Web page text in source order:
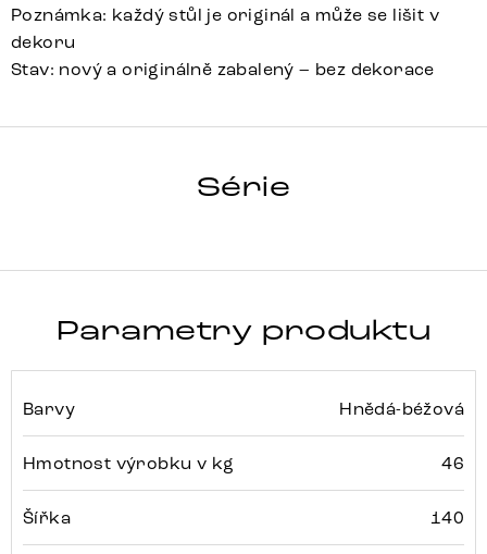
Poznámka: každý stůl je originál a může se lišit v
dekoru
Stav: nový a originálně zabalený – bez dekorace
Série
Parametry produktu
Barvy Hnědá-béžová
Hmotnost výrobku v kg 46
Šířka 140